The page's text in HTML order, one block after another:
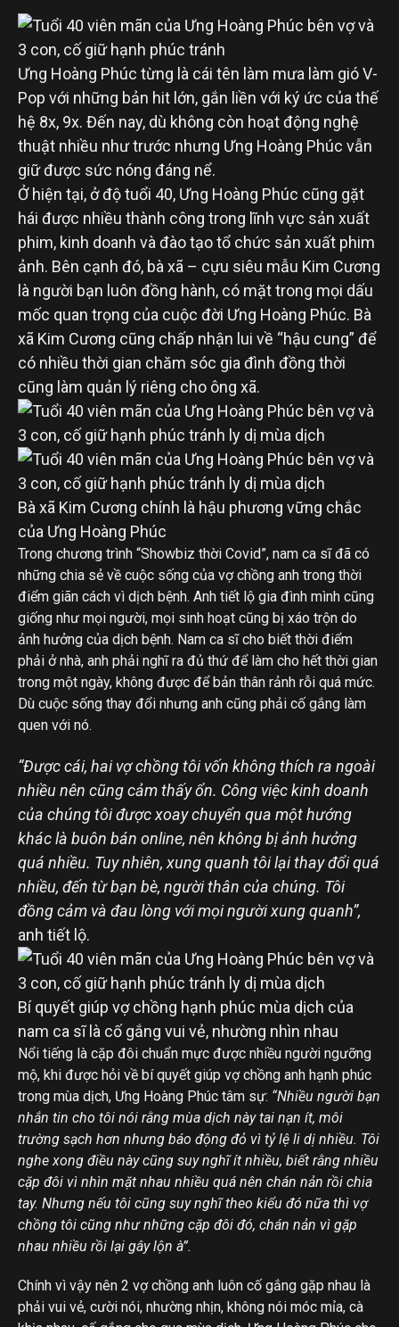
Ưng Hoàng Phúc từng là cái tên làm mưa làm gió V-
Pop với những bản hit lớn, gắn liền với ký ức của thế
hệ 8x, 9x. Đến nay, dù không còn hoạt động nghệ
thuật nhiều như trước nhưng Ưng Hoàng Phúc vẫn
giữ được sức nóng đáng nể.
Ở hiện tại, ở độ tuổi 40, Ưng Hoàng Phúc cũng gặt
hái được nhiều thành công trong lĩnh vực sản xuất
phim, kinh doanh và đào tạo tổ chức sản xuất phim
ảnh. Bên cạnh đó, bà xã – cựu siêu mẫu Kim Cương
là người bạn luôn đồng hành, có mặt trong mọi dấu
mốc quan trọng của cuộc đời Ưng Hoàng Phúc. Bà
xã Kim Cương cũng chấp nhận lui về “hậu cung” để
có nhiều thời gian chăm sóc gia đình đồng thời
cũng làm quản lý riêng cho ông xã.
Bà xã Kim Cương chính là hậu phương vững chắc
của Ưng Hoàng Phúc
Trong chương trình “Showbiz thời Covid”, nam ca sĩ đã có
những chia sẻ về cuộc sống của vợ chồng anh trong thời
điểm giãn cách vì dịch bệnh. Anh tiết lộ gia đình mình cũng
giống như mọi người, mọi sinh hoạt cũng bị xáo trộn do
ảnh hưởng của dịch bệnh. Nam ca sĩ cho biết thời điểm
phải ở nhà, anh phải nghĩ ra đủ thứ để làm cho hết thời gian
trong một ngày, không được để bản thân rảnh rỗi quá mức.
Dù cuộc sống thay đổi nhưng anh cũng phải cố gắng làm
quen với nó.
“Được cái, hai vợ chồng tôi vốn không thích ra ngoài
nhiều nên cũng cảm thấy ổn. Công việc kinh doanh
của chúng tôi được xoay chuyển qua một hướng
khác là buôn bán online, nên không bị ảnh hưởng
quá nhiều. Tuy nhiên, xung quanh tôi lại thay đổi quá
nhiều, đến từ bạn bè, người thân của chúng. Tôi
đồng cảm và đau lòng với mọi người xung quanh”,
anh tiết lộ.
Bí quyết giúp vợ chồng hạnh phúc mùa dịch của
nam ca sĩ là cố gắng vui vẻ, nhường nhìn nhau
Nổi tiếng là cặp đôi chuẩn mực được nhiều người ngưỡng
mộ, khi được hỏi về bí quyết giúp vợ chồng anh hạnh phúc
trong mùa dịch, Ưng Hoàng Phúc tâm sự: “Nhiều người bạn
nhắn tin cho tôi nói rằng mùa dịch này tai nạn ít, môi
trường sạch hơn nhưng báo động đỏ vì tỷ lệ li dị nhiều. Tôi
nghe xong điều này cũng suy nghĩ ít nhiều, biết rằng nhiều
cặp đôi vì nhìn mặt nhau nhiều quá nên chán nản rồi chia
tay. Nhưng nếu tôi cũng suy nghĩ theo kiểu đó nữa thì vợ
chồng tôi cũng như những cặp đôi đó, chán nản vì gặp
nhau nhiều rồi lại gây lộn à”.
Chính vì vậy nên 2 vợ chồng anh luôn cố gắng gặp nhau là
phải vui vẻ, cười nói, nhường nhịn, không nói móc mỉa, cà